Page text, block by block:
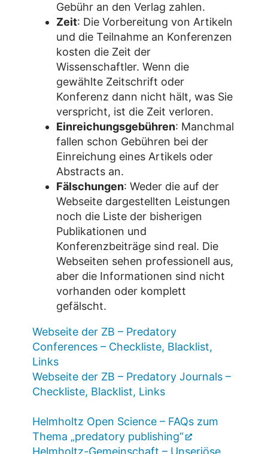
Gebühr an den Verlag zahlen.
Zeit: Die Vorbereitung von Artikeln
und die Teilnahme an Konferenzen
kosten die Zeit der
Wissenschaftler. Wenn die
gewählte Zeitschrift oder
Konferenz dann nicht hält, was Sie
verspricht, ist die Zeit verloren.
Einreichungsgebühren: Manchmal
fallen schon Gebühren bei der
Einreichung eines Artikels oder
Abstracts an.
Fälschungen: Weder die auf der
Webseite dargestellten Leistungen
noch die Liste der bisherigen
Publikationen und
Konferenzbeiträge sind real. Die
Webseiten sehen professionell aus,
aber die Informationen sind nicht
vorhanden oder komplett
gefälscht.
Webseite der ZB – Predatory
Conferences – Checkliste, Blacklist,
Links
Webseite der ZB – Predatory Journals –
Checkliste, Blacklist, Links
Helmholtz Open Science – FAQs zum
Thema „predatory publishing“